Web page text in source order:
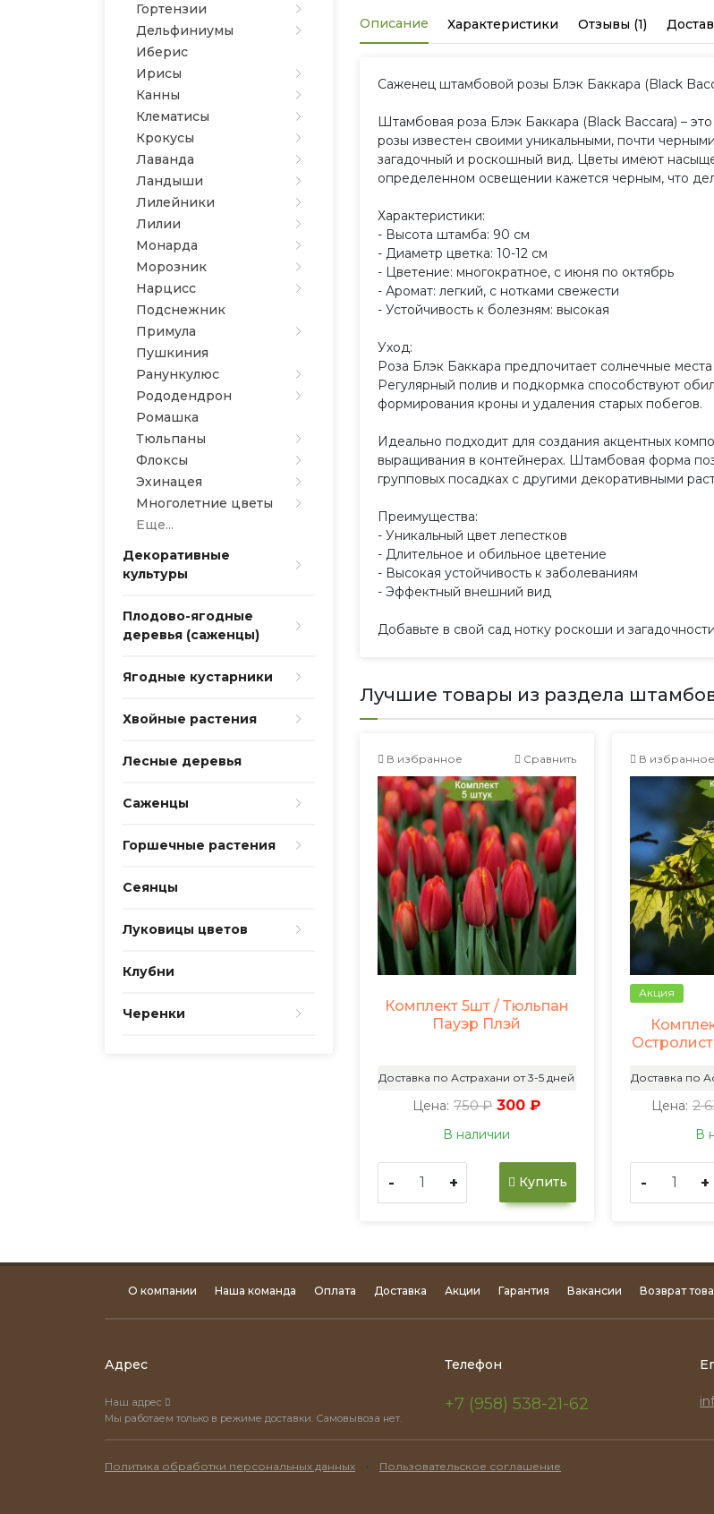
Гортензии
Дельфиниумы
Иберис
Ирисы
Канны
Клематисы
Крокусы
Лаванда
Ландыши
Лилейники
Лилии
Монарда
Морозник
Нарцисс
Подснежник
Примула
Пушкиния
Ранункулюс
Рододендрон
Ромашка
Тюльпаны
Флоксы
Эхинацея
Многолетние цветы
Еще...
Декоративные
культуры
Плодово-ягодные
деревья (саженцы)
Ягодные кустарники
Хвойные растения
Лесные деревья
Саженцы
Горшечные растения
Сеянцы
Луковицы цветов
Клубни
Черенки
Описание Характеристики Отзывы (1)
Саженец штамбовой розы Блэк Баккара (Black
Штамбовая роза Блэк Баккара (Black Baccara) –
розы известен своими уникальными, почти
загадочный и роскошный вид. Цветы имеют
определенном освещении кажется черным, что
Характеристики:
- Высота штамба: 90 см
- Диаметр цветка: 10-12 см
- Цветение: многократное, с июня по октябрь
- Аромат: легкий, с нотками свежести
- Устойчивость к болезням: высокая
Уход:
Роза Блэк Баккара предпочитает солнечные
Регулярный полив и подкормка способствуют
формирования кроны и удаления старых побегов.
Идеально подходит для создания акцентных
выращивания в контейнерах. Штамбовая форма
групповых посадках с другими декоративными
Преимущества:
- Уникальный цвет лепестков
- Длительное и обильное цветение
- Высокая устойчивость к заболеваниям
- Эффектный внешний вид
Добавьте в свой сад нотку роскоши и
Лучшие товары из раздела
В избранное Сравнить
Комплект 5шт / Тюльпан
Пауэр Плэй
Доставка по Астрахани от 3-5 дней
Цена: 750 ₽ 300 ₽
В наличии
- + Купить
В избранное
Акция
Доставка по
Цена: 2
В
- +
О компании Наша команда Оплата Доставка Акции Гарантия Вакансии Возврат
Адрес
Наш адрес
Мы работаем только в режиме доставки. Самовывоза нет.
Телефон
+7 (958) 538-21-62
Политика обработки персональных данных · Пользовательское соглашение